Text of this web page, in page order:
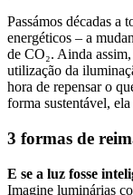
Passámos décadas a
energéticos – a
de CO₂. Ainda
utilização da
hora de repensar o
forma sustentável,
3 formas de
E se a luz fosse
Imagine luminárias